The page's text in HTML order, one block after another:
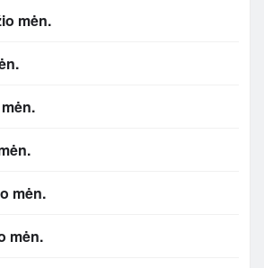
mėn.
mėn.
mėn.